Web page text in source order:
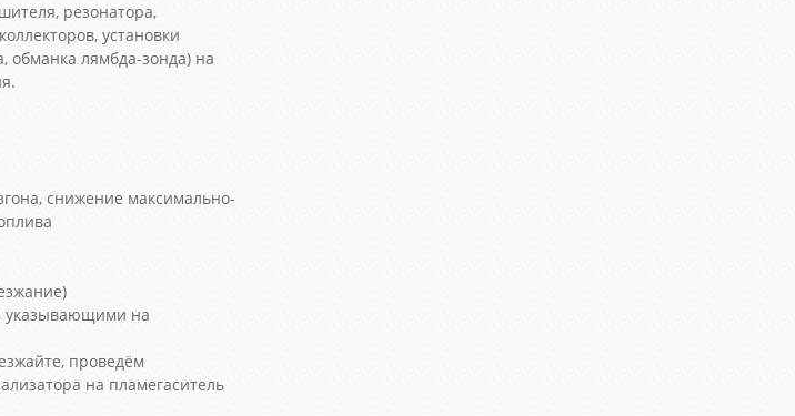
резонатора,
установки
обманка лямбда-зонда) на
снижение максимально-
указывающими на
проведём
на пламегаситель